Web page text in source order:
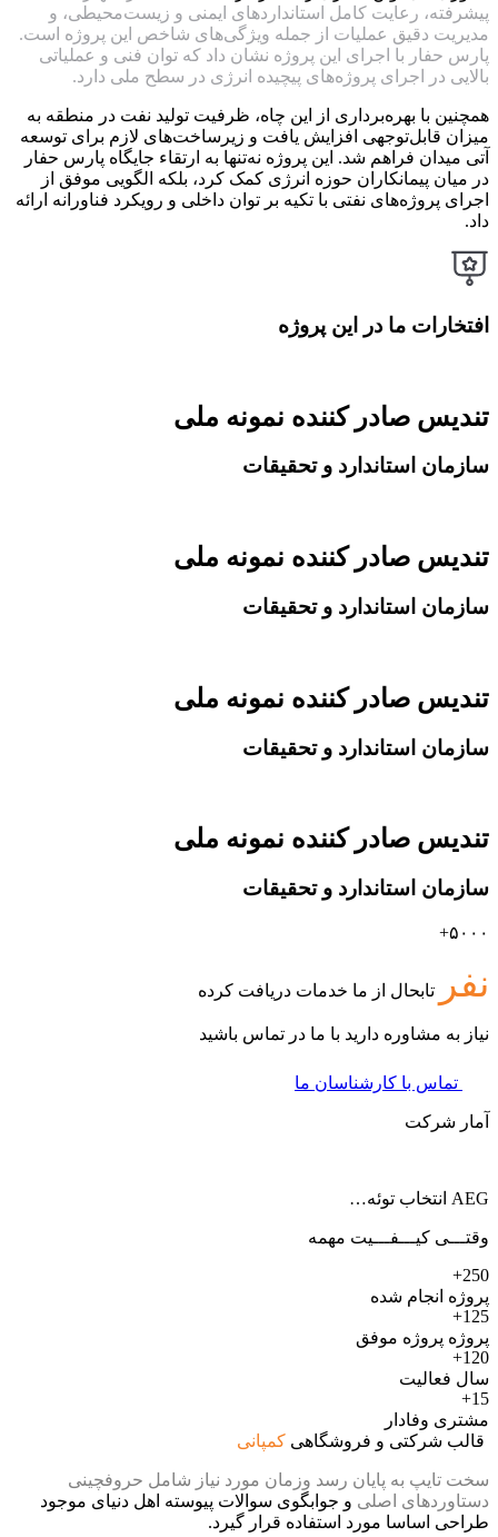
پیشرفته، رعایت کامل استانداردهای ایمنی و زیست‌محیطی، و
مدیریت دقیق عملیات از جمله ویژگی‌های شاخص این پروژه است.
پارس حفار با اجرای این پروژه نشان داد که توان فنی و عملیاتی
بالایی در اجرای پروژه‌های پیچیده انرژی در سطح ملی دارد.
همچنین با بهره‌برداری از این چاه، ظرفیت تولید نفت در منطقه به
میزان قابل‌توجهی افزایش یافت و زیرساخت‌های لازم برای توسعه
آتی میدان فراهم شد. این پروژه نه‌تنها به ارتقاء جایگاه پارس حفار
در میان پیمانکاران حوزه انرژی کمک کرد، بلکه الگویی موفق از
اجرای پروژه‌های نفتی با تکیه بر توان داخلی و رویکرد فناورانه ارائه
داد.
افتخارات ما در این پروژه
تندیس صادر کننده نمونه ملی
سازمان استاندارد و تحقیقات
تندیس صادر کننده نمونه ملی
سازمان استاندارد و تحقیقات
تندیس صادر کننده نمونه ملی
سازمان استاندارد و تحقیقات
تندیس صادر کننده نمونه ملی
سازمان استاندارد و تحقیقات
۵۰۰۰+
نفر تابحال از ما خدمات دریافت کرده
نیاز به مشاوره دارید با ما در تماس باشید
تماس با کارشناسان ما
آمار شرکت
AEG انتخاب توئه…
وقتـــی کیـــفـــیت مهمه
250+
پروژه انجام شده
125+
پروژه پروژه موفق
120+
سال فعالیت
15+
مشتری وفادار
قالب شرکتی و فروشگاهی کمپانی
سخت تایپ به پایان رسد وزمان مورد نیاز شامل حروفچینی
دستاوردهای اصلی و جوابگوی سوالات پیوسته اهل دنیای موجود
طراحی اساسا مورد استفاده قرار گیرد.